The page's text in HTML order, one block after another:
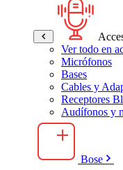
Ver todo en
Micrófonos
Bases
Cables y
Receptores
Audífonos y
Bose